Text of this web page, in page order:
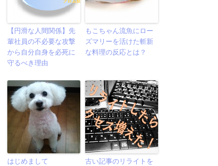
【円滑な人間関係】先
輩社員の不必要な攻撃
から自分自身を必死に
守るべき理由
もこちゃん流魚にロー
ズマリーを活けた斬新
な料理の反応とは？
はじめまして
古い記事のリライトを